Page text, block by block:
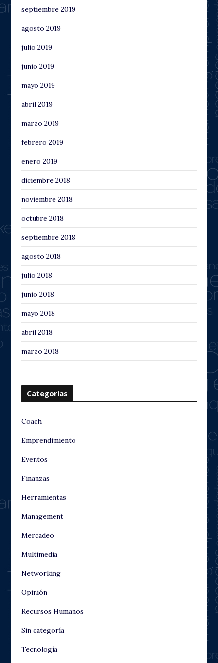
septiembre 2019
agosto 2019
julio 2019
junio 2019
mayo 2019
abril 2019
marzo 2019
febrero 2019
enero 2019
diciembre 2018
noviembre 2018
octubre 2018
septiembre 2018
agosto 2018
julio 2018
junio 2018
mayo 2018
abril 2018
marzo 2018
Categorías
Coach
Emprendimiento
Eventos
Finanzas
Herramientas
Management
Mercadeo
Multimedia
Networking
Opinión
Recursos Humanos
Sin categoría
Tecnología